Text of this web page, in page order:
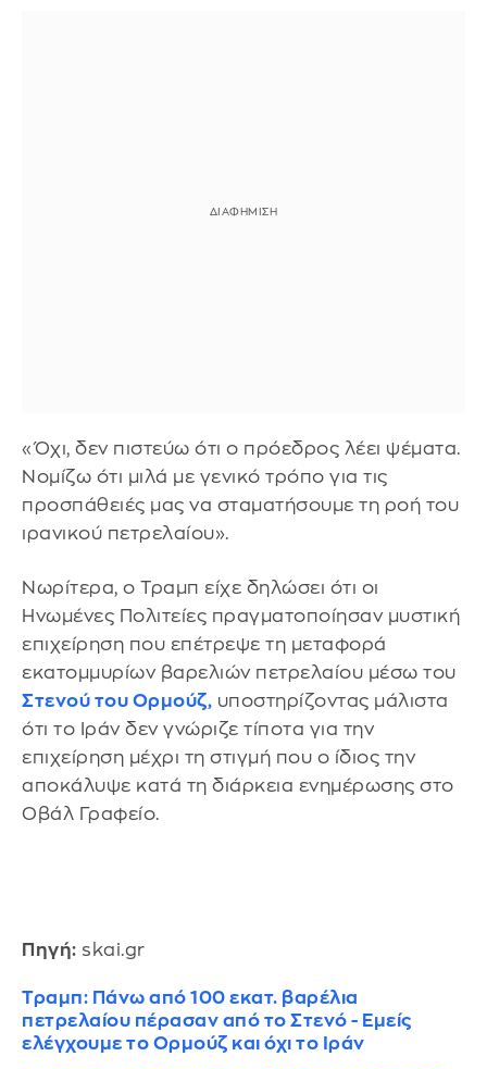
«Όχι, δεν πιστεύω ότι ο πρόεδρος λέει ψέματα.
Νομίζω ότι μιλά με γενικό τρόπο για τις
προσπάθειές μας να σταματήσουμε τη ροή του
ιρανικού πετρελαίου».
Νωρίτερα, ο Τραμπ είχε δηλώσει ότι οι
Ηνωμένες Πολιτείες πραγματοποίησαν μυστική
επιχείρηση που επέτρεψε τη μεταφορά
εκατομμυρίων βαρελιών πετρελαίου μέσω του
Στενού του Ορμούζ, υποστηρίζοντας μάλιστα
ότι το Ιράν δεν γνώριζε τίποτα για την
επιχείρηση μέχρι τη στιγμή που ο ίδιος την
αποκάλυψε κατά τη διάρκεια ενημέρωσης στο
Οβάλ Γραφείο.
Πηγή: skai.gr
Τραμπ: Πάνω από 100 εκατ. βαρέλια
πετρελαίου πέρασαν από το Στενό - Εμείς
ελέγχουμε το Ορμούζ και όχι το Ιράν